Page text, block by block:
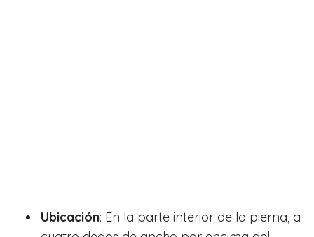
Ubicación: En la parte interior de la pierna, a